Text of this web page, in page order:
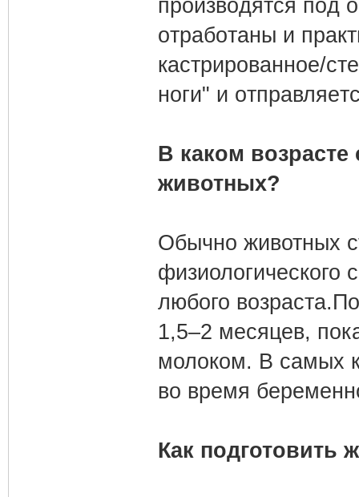
пpoизвoдятcя пoд
oтpaбoтaны и
кacтpиpoвaннoe/
нoги" и
В каком
животных?
Обычно животных
физиологического
любого
1,5–2 месяцев,
молоком. В самых
во время
Как подготовить